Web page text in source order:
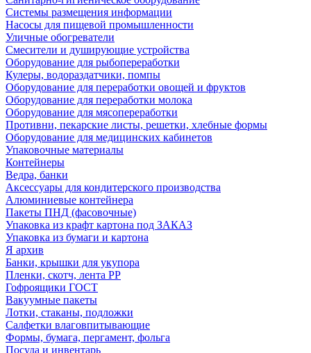
Системы размещения информации
Насосы для пищевой промышленности
Уличные обогреватели
Смесители и душирующие устройства
Оборудование для рыбопереработки
Кулеры, водораздатчики, помпы
Оборудование для переработки овощей и фруктов
Оборудование для переработки молока
Оборудование для мясопереработки
Противни, пекарские листы, решетки, хлебные формы
Оборудование для медицинских кабинетов
Упаковочные материалы
Контейнеры
Ведра, банки
Аксессуары для кондитерского производства
Алюминиевые контейнера
Пакеты ПНД (фасовочные)
Упаковка из крафт картона под ЗАКАЗ
Упаковка из бумаги и картона
Я архив
Банки, крышки для укупора
Пленки, скотч, лента РР
Гофроящики ГОСТ
Вакуумные пакеты
Лотки, стаканы, подложки
Салфетки влаговпитывающие
Формы, бумага, пергамент, фольга
Посуда и инвентарь